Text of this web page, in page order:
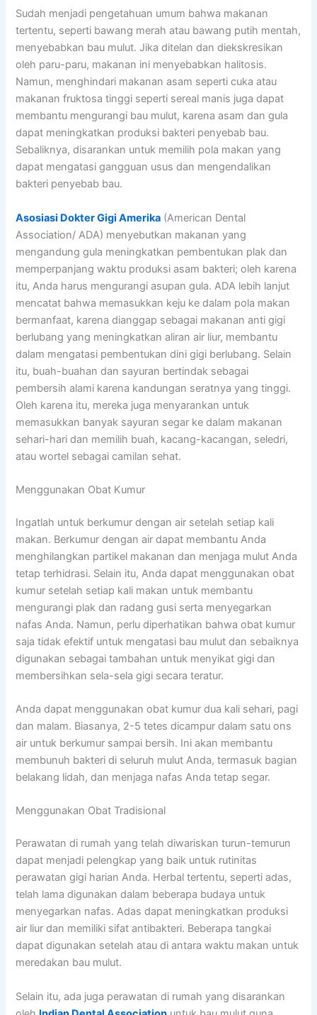
Sudah menjadi pengetahuan umum bahwa makanan
tertentu, seperti bawang merah atau bawang putih mentah,
menyebabkan bau mulut. Jika ditelan dan diekskresikan
oleh paru-paru, makanan ini menyebabkan halitosis.
Namun, menghindari makanan asam seperti cuka atau
makanan fruktosa tinggi seperti sereal manis juga dapat
membantu mengurangi bau mulut, karena asam dan gula
dapat meningkatkan produksi bakteri penyebab bau.
Sebaliknya, disarankan untuk memilih pola makan yang
dapat mengatasi gangguan usus dan mengendalikan
bakteri penyebab bau.
Asosiasi Dokter Gigi Amerika (American Dental
Association/ ADA) menyebutkan makanan yang
mengandung gula meningkatkan pembentukan plak dan
memperpanjang waktu produksi asam bakteri; oleh karena
itu, Anda harus mengurangi asupan gula. ADA lebih lanjut
mencatat bahwa memasukkan keju ke dalam pola makan
bermanfaat, karena dianggap sebagai makanan anti gigi
berlubang yang meningkatkan aliran air liur, membantu
dalam mengatasi pembentukan dini gigi berlubang. Selain
itu, buah-buahan dan sayuran bertindak sebagai
pembersih alami karena kandungan seratnya yang tinggi.
Oleh karena itu, mereka juga menyarankan untuk
memasukkan banyak sayuran segar ke dalam makanan
sehari-hari dan memilih buah, kacang-kacangan, seledri,
atau wortel sebagai camilan sehat.
Menggunakan Obat Kumur
Ingatlah untuk berkumur dengan air setelah setiap kali
makan. Berkumur dengan air dapat membantu Anda
menghilangkan partikel makanan dan menjaga mulut Anda
tetap terhidrasi. Selain itu, Anda dapat menggunakan obat
kumur setelah setiap kali makan untuk membantu
mengurangi plak dan radang gusi serta menyegarkan
nafas Anda. Namun, perlu diperhatikan bahwa obat kumur
saja tidak efektif untuk mengatasi bau mulut dan sebaiknya
digunakan sebagai tambahan untuk menyikat gigi dan
membersihkan sela-sela gigi secara teratur.
Anda dapat menggunakan obat kumur dua kali sehari, pagi
dan malam. Biasanya, 2-5 tetes dicampur dalam satu ons
air untuk berkumur sampai bersih. Ini akan membantu
membunuh bakteri di seluruh mulut Anda, termasuk bagian
belakang lidah, dan menjaga nafas Anda tetap segar.
Menggunakan Obat Tradisional
Perawatan di rumah yang telah diwariskan turun-temurun
dapat menjadi pelengkap yang baik untuk rutinitas
perawatan gigi harian Anda. Herbal tertentu, seperti adas,
telah lama digunakan dalam beberapa budaya untuk
menyegarkan nafas. Adas dapat meningkatkan produksi
air liur dan memiliki sifat antibakteri. Beberapa tangkai
dapat digunakan setelah atau di antara waktu makan untuk
meredakan bau mulut.
Selain itu, ada juga perawatan di rumah yang disarankan